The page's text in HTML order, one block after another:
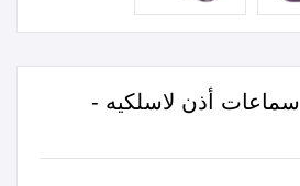
HMD DUB S60 سماعات أذن لاسلكيه -